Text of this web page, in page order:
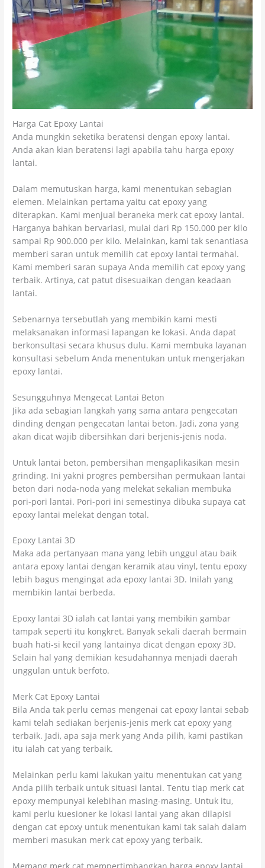
Harga Cat Epoxy Lantai
Anda mungkin seketika beratensi dengan epoxy lantai.
Anda akan kian beratensi lagi apabila tahu harga epoxy
lantai.
Dalam memutuskan harga, kami menentukan sebagian
elemen. Melainkan pertama yaitu cat epoxy yang
diterapkan. Kami menjual beraneka merk cat epoxy lantai.
Harganya bahkan bervariasi, mulai dari Rp 150.000 per kilo
sampai Rp 900.000 per kilo. Melainkan, kami tak senantiasa
memberi saran untuk memilih cat epoxy lantai termahal.
Kami memberi saran supaya Anda memilih cat epoxy yang
terbaik. Artinya, cat patut disesuaikan dengan keadaan
lantai.
Sebenarnya tersebutlah yang membikin kami mesti
melaksanakan informasi lapangan ke lokasi. Anda dapat
berkonsultasi secara khusus dulu. Kami membuka layanan
konsultasi sebelum Anda menentukan untuk mengerjakan
epoxy lantai.
Sesungguhnya Mengecat Lantai Beton
Jika ada sebagian langkah yang sama antara pengecatan
dinding dengan pengecatan lantai beton. Jadi, zona yang
akan dicat wajib dibersihkan dari berjenis-jenis noda.
Untuk lantai beton, pembersihan mengaplikasikan mesin
grinding. Ini yakni progres pembersihan permukaan lantai
beton dari noda-noda yang melekat sekalian membuka
pori-pori lantai. Pori-pori ini semestinya dibuka supaya cat
epoxy lantai melekat dengan total.
Epoxy Lantai 3D
Maka ada pertanyaan mana yang lebih unggul atau baik
antara epoxy lantai dengan keramik atau vinyl, tentu epoxy
lebih bagus mengingat ada epoxy lantai 3D. Inilah yang
membikin lantai berbeda.
Epoxy lantai 3D ialah cat lantai yang membikin gambar
tampak seperti itu kongkret. Banyak sekali daerah bermain
buah hati-si kecil yang lantainya dicat dengan epoxy 3D.
Selain hal yang demikian kesudahannya menjadi daerah
unggulan untuk berfoto.
Merk Cat Epoxy Lantai
Bila Anda tak perlu cemas mengenai cat epoxy lantai sebab
kami telah sediakan berjenis-jenis merk cat epoxy yang
terbaik. Jadi, apa saja merk yang Anda pilih, kami pastikan
itu ialah cat yang terbaik.
Melainkan perlu kami lakukan yaitu menentukan cat yang
Anda pilih terbaik untuk situasi lantai. Tentu tiap merk cat
epoxy mempunyai kelebihan masing-masing. Untuk itu,
kami perlu kuesioner ke lokasi lantai yang akan dilapisi
dengan cat epoxy untuk menentukan kami tak salah dalam
memberi masukan merk cat epoxy yang terbaik.